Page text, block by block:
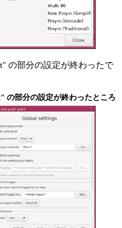
の部分の設定が終わったで
の部分の設定が終わったところ